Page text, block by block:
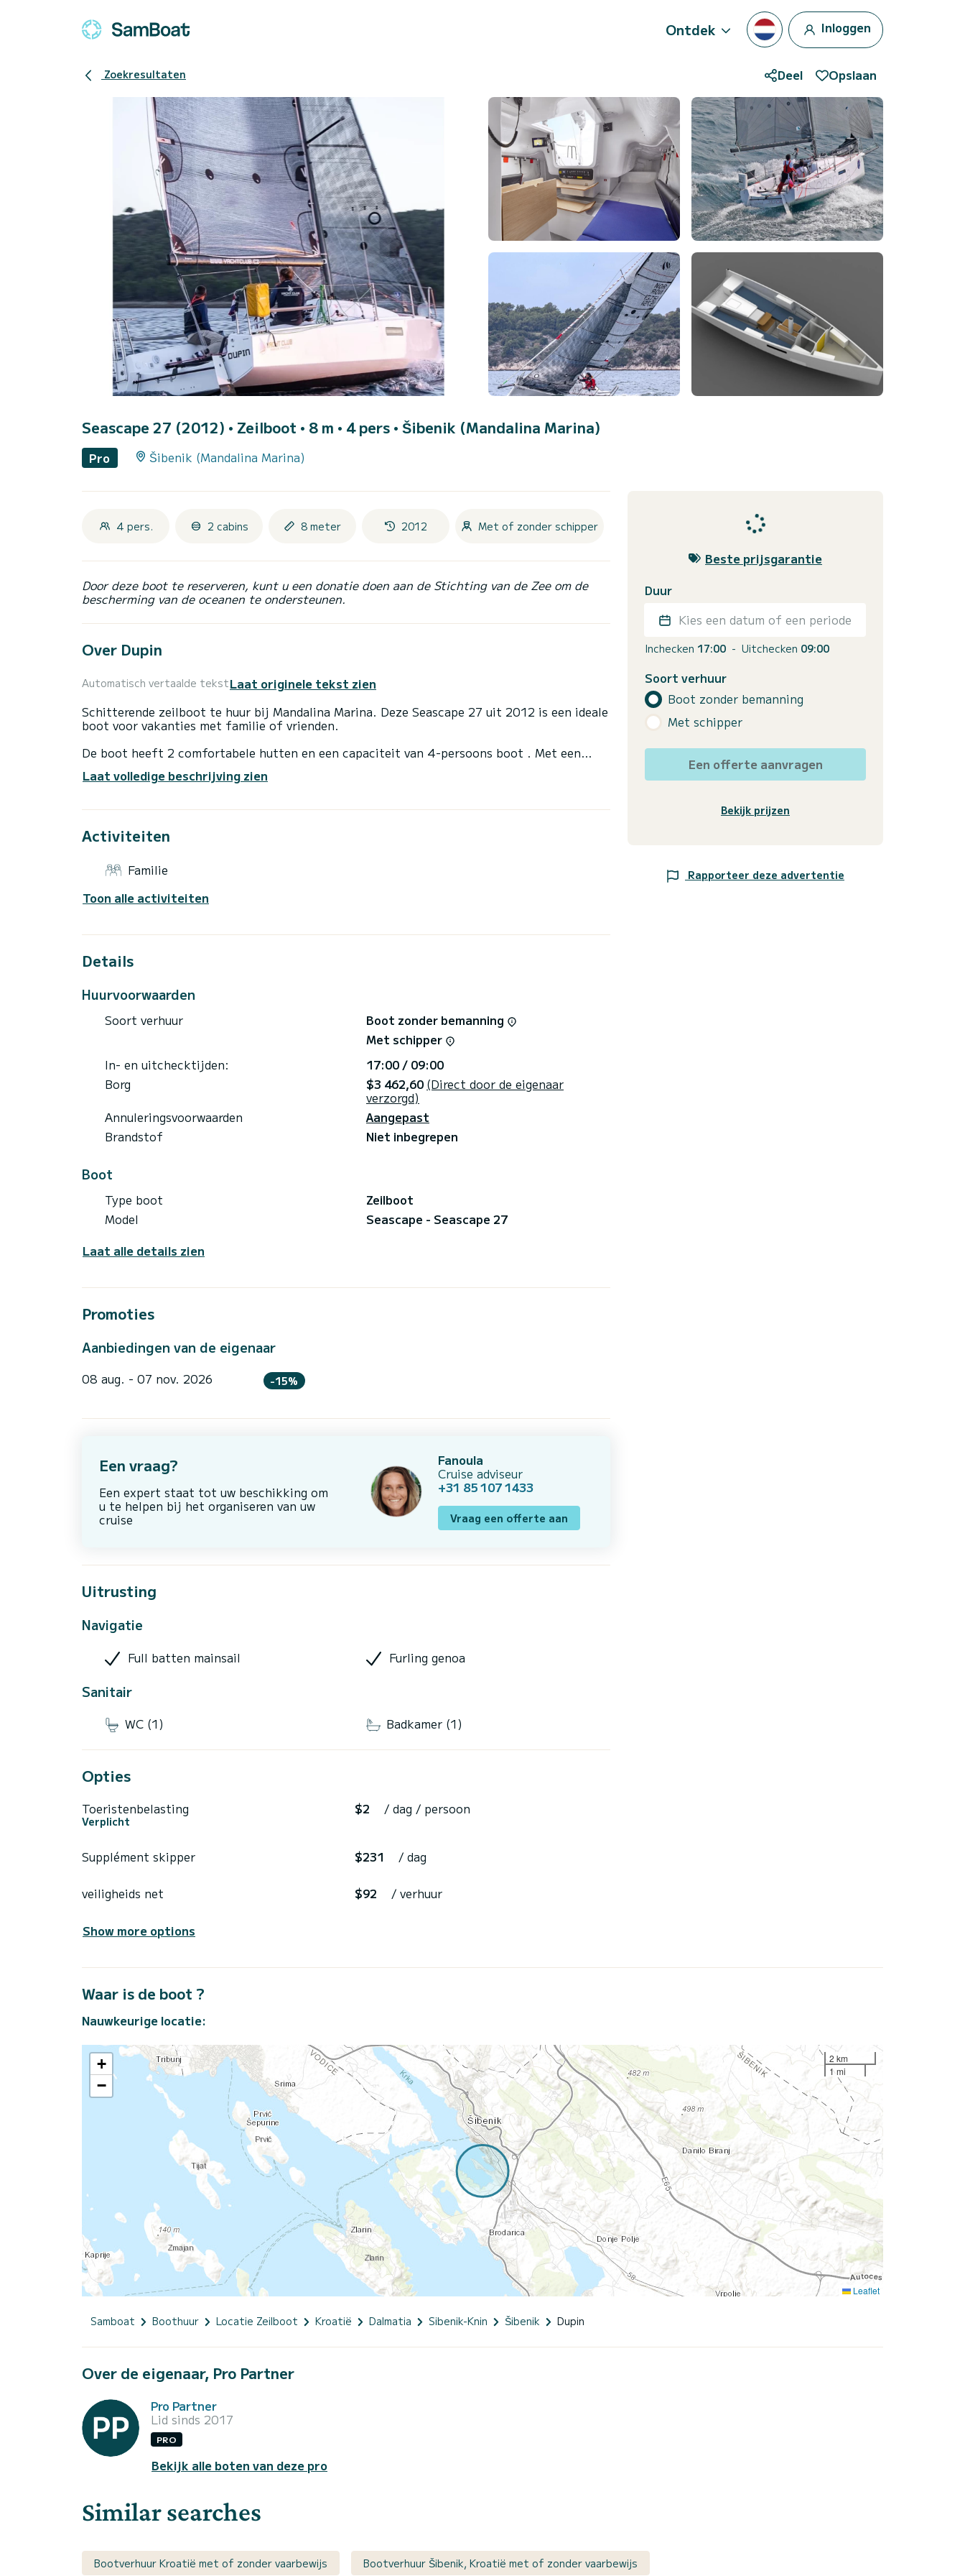
Ontdek Inloggen
Zoekresultaten Deel Opslaan
Seascape 27 (2012) • Zeilboot • 8 m • 4 pers • Šibenik (Mandalina Marina)
Pro Šibenik (Mandalina Marina)
4 pers. 2 cabins 8 meter 2012 Met of zonder schipper
Door deze boot te reserveren, kunt u een donatie doen aan de Stichting van de Zee om de
bescherming van de oceanen te ondersteunen.
Over Dupin
Automatisch vertaalde tekstLaat originele tekst zien
Schitterende zeilboot te huur bij Mandalina Marina. Deze Seascape 27 uit 2012 is een ideale
boot voor vakanties met familie of vrienden.
De boot heeft 2 comfortabele hutten en een capaciteit van 4-persoons boot . Met een
het water in de omgeving van Mandalina Marina
Dit Zeegezicht 27 is voorzien van 1 toilet met douche.
Deze boot is voorzien van een Doorgelat grootzeil en een Genua op haspel.
Aarzel niet om contact met ons op te nemen voor elke offerteaanvraag, u wordt begeleid
Laat volledige beschrijving zien
Activiteiten
Familie
Toon alle activiteiten
Details
Huurvoorwaarden
Soort verhuur
Boot zonder bemanning
Met schipper
In- en uitchecktijden:
17:00 / 09:00
Borg
$3 462,60 (Direct door de eigenaar
verzorgd)
Annuleringsvoorwaarden
Aangepast
Brandstof
Niet inbegrepen
Boot
Type boot
Zeilboot
Model
Seascape - Seascape 27
Laat alle details zien
Promoties
Aanbiedingen van de eigenaar
08 aug. - 07 nov. 2026 -15%
Een vraag?
Een expert staat tot uw beschikking om
u te helpen bij het organiseren van uw
cruise
Fanoula
Cruise adviseur
+31 85 107 1433
Vraag een offerte aan
Uitrusting
Navigatie
Full batten mainsail Furling genoa
Sanitair
WC (1) Badkamer (1)
Opties
Toeristenbelasting
Verplicht
$2 / dag / persoon
Supplément skipper $231 / dag
veiligheids net $92 / verhuur
Show more options
Beste prijsgarantie
Duur
Kies een datum of een periode
Inchecken 17:00 - Uitchecken 09:00
Soort verhuur
Boot zonder bemanning
Met schipper
Een offerte aanvragen
Bekijk prijzen
Rapporteer deze advertentie
Waar is de boot ?
Nauwkeurige locatie:
+
−
2 km
1 mi
Leaflet
Samboat Boothuur Locatie Zeilboot Kroatië Dalmatia Sibenik-Knin Šibenik Dupin
Over de eigenaar, Pro Partner
Pro Partner
Lid sinds 2017
PRO
Bekijk alle boten van deze pro
Similar searches
Bootverhuur Kroatië met of zonder vaarbewijs Bootverhuur Šibenik, Kroatië met of zonder vaarbewijs